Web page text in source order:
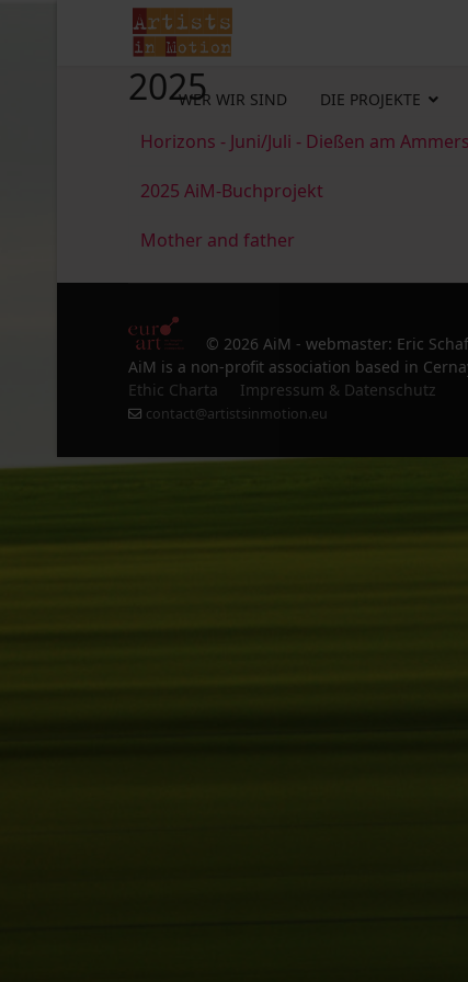
WER WIR SIND DIE PROJEKTE
2025
Horizons - Juni/Juli - Dießen am
2025 AiM-Buchprojekt
Mother and father
© 2026 AiM - webmaster: Eric
AiM is a non-profit association based in
Ethic Charta
Impressum & Datenschutz
contact@artistsinmotion.eu